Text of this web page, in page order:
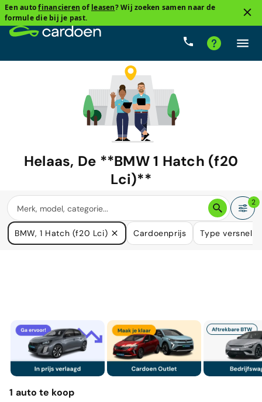
Een autofinancieren of leasen? Wij zoeken samen naar de
formule die bij je past.
Helaas, De **BMW 1 Hatch (f20
Lci)**
waar u naar zoekt is niet langer
beschikbaar.
We hebben veel auto's die in uw behoefte kunnen voorzien.
2
BMW, 1 Hatch (f20 Lci) Cardoenprijs Type
1 autote koop